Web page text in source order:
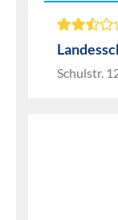
Schulstr.